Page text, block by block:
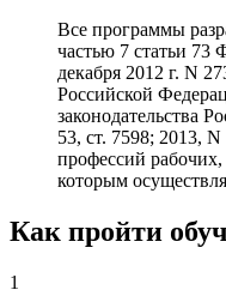
Все программы
частью 7 статьи 73
декабря 2012 г. N
Российской
законодательства
53, ст. 7598; 2013,
профессий
которым
Как пройти
1